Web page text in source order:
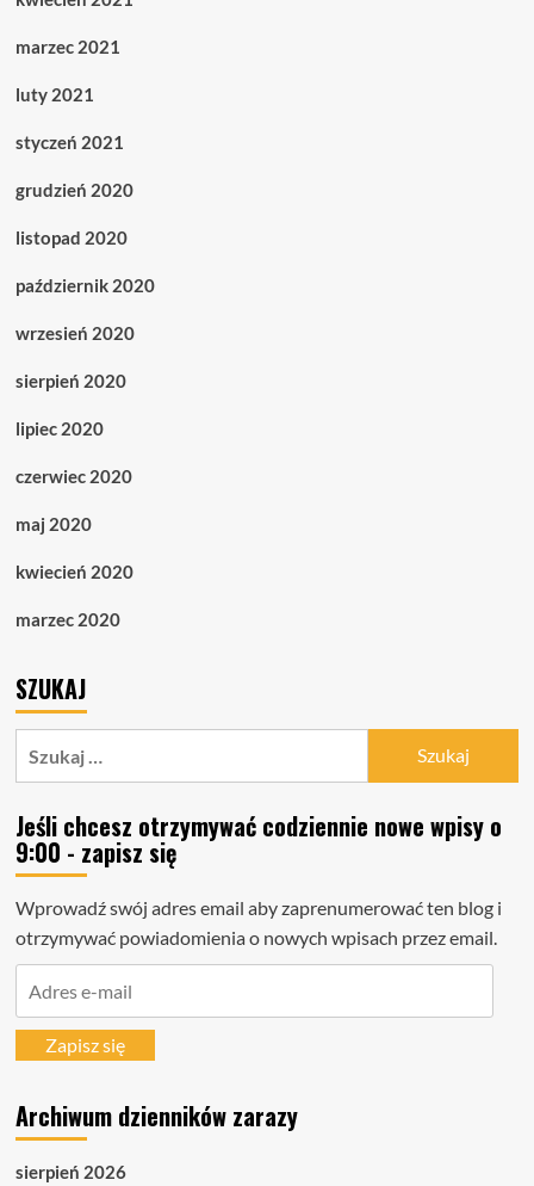
marzec 2021
luty 2021
styczeń 2021
grudzień 2020
listopad 2020
październik 2020
wrzesień 2020
sierpień 2020
lipiec 2020
czerwiec 2020
maj 2020
kwiecień 2020
marzec 2020
SZUKAJ
Jeśli chcesz otrzymywać codziennie nowe wpisy o
9:00 - zapisz się
Wprowadź swój adres email aby zaprenumerować ten blog i
otrzymywać powiadomienia o nowych wpisach przez email.
mailZapisz się
Archiwum dzienników zarazy
sierpień 2026